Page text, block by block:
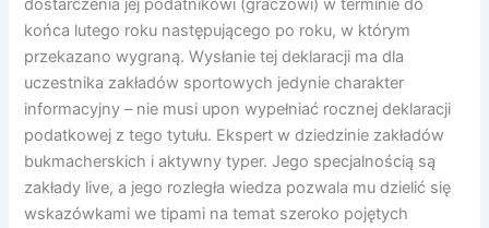
końca lutego roku następującego po roku, w którym
przekazano wygraną. Wysłanie tej deklaracji ma dla
uczestnika zakładów sportowych jedynie charakter
informacyjny – nie musi upon wypełniać rocznej deklaracji
podatkowej z tego tytułu. Ekspert w dziedzinie zakładów
bukmacherskich i aktywny typer. Jego specjalnością są
zakłady live, a jego rozległa wiedza pozwala mu dzielić się
wskazówkami we tipami na temat szeroko pojętych